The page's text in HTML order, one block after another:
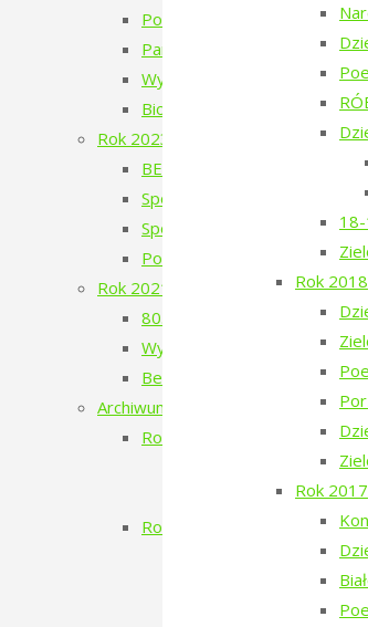
18-
Rok 2018
Rok 2017
Poezja w Puszczy – 5.
Pan Les
Wystawa Faustyna
Biodróż
Rok 2023
BERJOZKELE – koncert Oli
Spotkanie z Adamem
Spotkanie z Julią Fiedorczuk
Poezja w Puszczy – 4.
Rok 2021
80. Rocznica Zagłady Żydów
Wystawa „Sąsiedzi, których
Berjozkele – Dobranoc
Archiwum 2016-2020
Rok 2020
Aleja Odlatujących
Dzień Rosyjski
Rok 2019
Filmowe Podlasie oraz
Narewka czyta Olgę